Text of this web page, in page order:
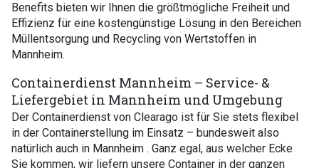
Benefits bieten wir Ihnen die größtmögliche Freiheit und
Effizienz für eine kostengünstige Lösung in den Bereichen
Müllentsorgung und Recycling von Wertstoffen in
Mannheim.
Containerdienst Mannheim – Service- &
Liefergebiet in Mannheim und Umgebung
Der Containerdienst von Clearago ist für Sie stets flexibel
in der Containerstellung im Einsatz – bundesweit also
natürlich auch in Mannheim . Ganz egal, aus welcher Ecke
Sie kommen, wir liefern unsere Container in der ganzen